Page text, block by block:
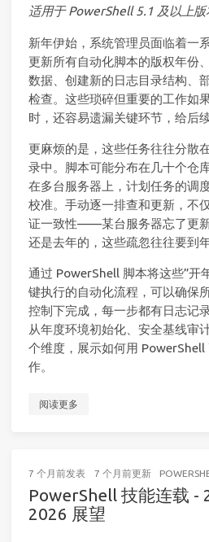
适用于 PowerShell 5.1 及以上版
新年伊始，系统管理员面临着一
更新所有自动化脚本的版权年份
数据、创建新的日志目录结构、
检查。这些琐碎但重要的工作如
时，还容易遗漏关键环节，给后
更麻烦的是，这些任务往往分散
录中。脚本可能分布在几十个仓
在多台服务器上，计划任务的调
校准。手动逐一排查和更新，不
证一致性——某台服务器忘了更
还是去年的，这些疏忽往往要到
通过 PowerShell 脚本将这些”开
键执行的自动化流程，可以确保
控制下完成，每一步都有日志记
从年度环境初始化、安全基线审
个维度，展示如何用
作。
阅读更多
7 个月前发表 7 个月前更新
PowerShell 技能连载 -
2026 展望